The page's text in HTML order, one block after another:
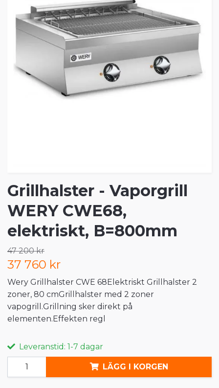
Grillhalster - Vaporgrill
WERY CWE68,
elektriskt, B=800mm
47 200 kr
37 760 kr
Wery Grillhalster CWE 68Elektriskt Grillhalster 2
zoner, 80 cmGrillhalster med 2 zoner
vapogrill.Grillning sker direkt på
elementen.Effekten regl
Leveranstid: 1-7 dagar
LÄGG I KORGEN